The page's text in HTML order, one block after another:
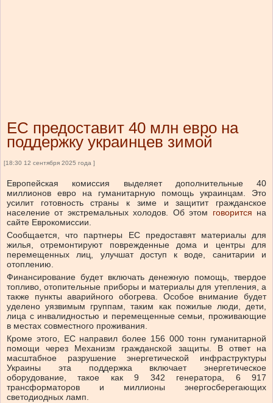
ЕС предоставит 40 млн евро на
поддержку украинцев зимой
[18:30 12 сентября 2025 года ]
Европейская комиссия выделяет дополнительные 40
миллионов евро на гуманитарную помощь украинцам. Это
усилит готовность страны к зиме и защитит гражданское
население от экстремальных холодов. Об этом говорится на
сайте Еврокомиссии.
Сообщается, что
партнеры ЕС предоставят материалы для
жилья, отремонтируют поврежденные дома и центры для
перемещенных лиц, улучшат доступ к воде, санитарии и
отоплению.
Финансирование будет включать денежную помощь, твердое
топливо, отопительные приборы и материалы для утепления, а
также пункты аварийного обогрева. Особое внимание будет
уделено уязвимым группам, таким как пожилые люди, дети,
лица с инвалидностью и перемещенные семьи, проживающие
в местах совместного проживания.
Кроме этого, ЕС направил более 156 000 тонн гуманитарной
помощи через Механизм гражданской защиты. В ответ на
масштабное разрушение энергетической инфраструктуры
Украины эта поддержка включает энергетическое
оборудование, такое как 9 342 генератора, 6 917
трансформаторов и миллионы энергосберегающих
светодиодных ламп.